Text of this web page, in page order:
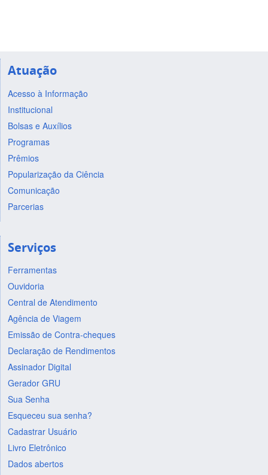
Atuação
Acesso à Informação
Institucional
Bolsas e Auxílios
Programas
Prêmios
Popularização da Ciência
Comunicação
Parcerias
Serviços
Ferramentas
Ouvidoria
Central de Atendimento
Agência de Viagem
Emissão de Contra-cheques
Declaração de Rendimentos
Assinador Digital
Gerador GRU
Sua Senha
Esqueceu sua senha?
Cadastrar Usuário
Livro Eletrônico
Dados abertos